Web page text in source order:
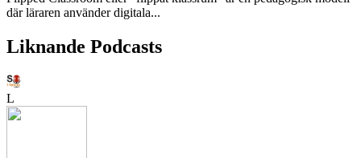
där läraren använder digitala...
Liknande Podcasts
L